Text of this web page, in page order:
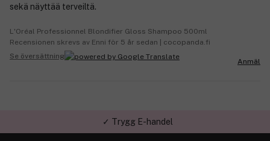
sekä näyttää terveiltä.
L'Oréal Professionnel Blondifier Gloss Shampoo 500ml
Recensionen skrevs av Enni för 5 år sedan | cocopanda.fi
Se översättning
Anmäl
✓ Trygg E-handel